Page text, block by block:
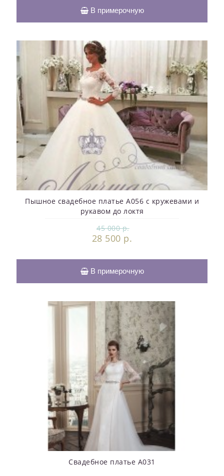
В примерочную
Пышное свадебное платье A056 с кружевами и
рукавом до локтя
45 000 р.
28 500 р.
В примерочную
Свадебное платье А031